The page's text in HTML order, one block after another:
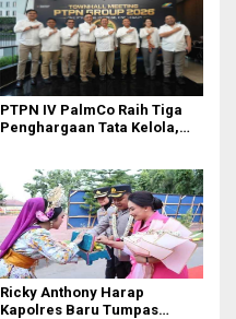
PTPN IV PalmCo Raih Tiga
Penghargaan Tata Kelola,
Ricky Anthony Harap
Kapolres Baru Tumpas